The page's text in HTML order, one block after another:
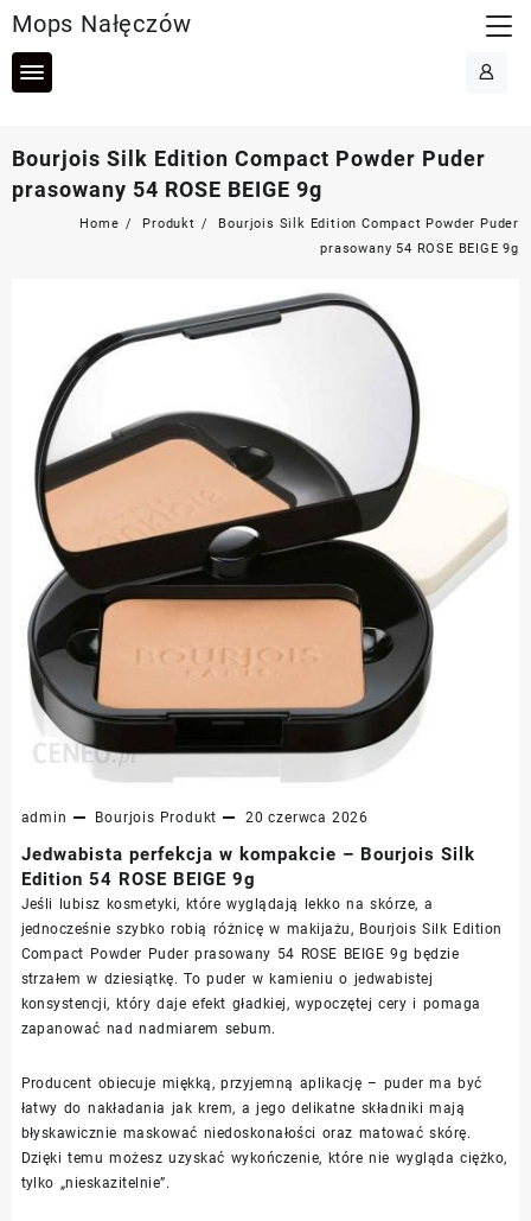
to
content
Mops Nałęczów
Bourjois Silk Edition Compact Powder Puder
prasowany 54 ROSE BEIGE 9g
Home Produkt
Bourjois Silk Edition Compact Powder Puder
prasowany 54 ROSE BEIGE 9g
admin Bourjois Produkt 20 czerwca 2026
Jedwabista perfekcja w kompakcie – Bourjois Silk
Edition 54 ROSE BEIGE 9g
Jeśli lubisz kosmetyki, które wyglądają lekko na skórze, a
jednocześnie szybko robią różnicę w makijażu, Bourjois Silk Edition
Compact Powder Puder prasowany 54 ROSE BEIGE 9g będzie
strzałem w dziesiątkę. To puder w kamieniu o jedwabistej
konsystencji, który daje efekt gładkiej, wypoczętej cery i pomaga
zapanować nad nadmiarem sebum.
Producent obiecuje miękką, przyjemną aplikację – puder ma być
łatwy do nakładania jak krem, a jego delikatne składniki mają
błyskawicznie maskować niedoskonałości oraz matować skórę.
Dzięki temu możesz uzyskać wykończenie, które nie wygląda ciężko,
tylko „nieskazitelnie”.